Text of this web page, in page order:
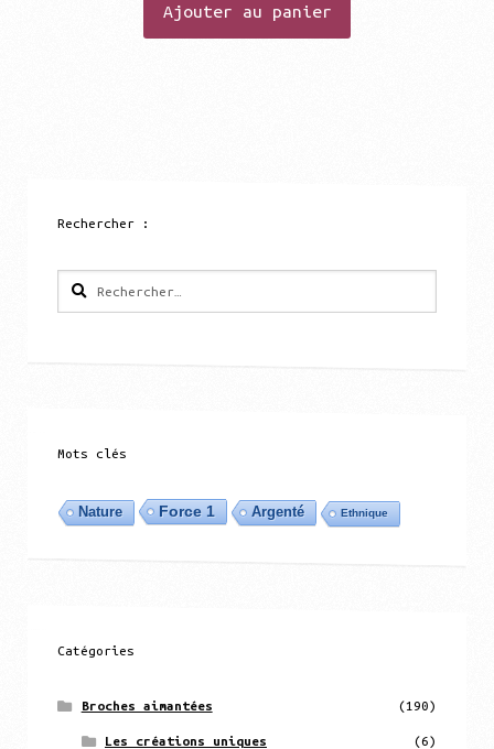
Ajouter au panier
Rechercher :
Rechercher :
Mots clés
Nature Force 1 Argenté Ethnique
Catégories
Broches aimantées (190)
Les créations uniques (6)